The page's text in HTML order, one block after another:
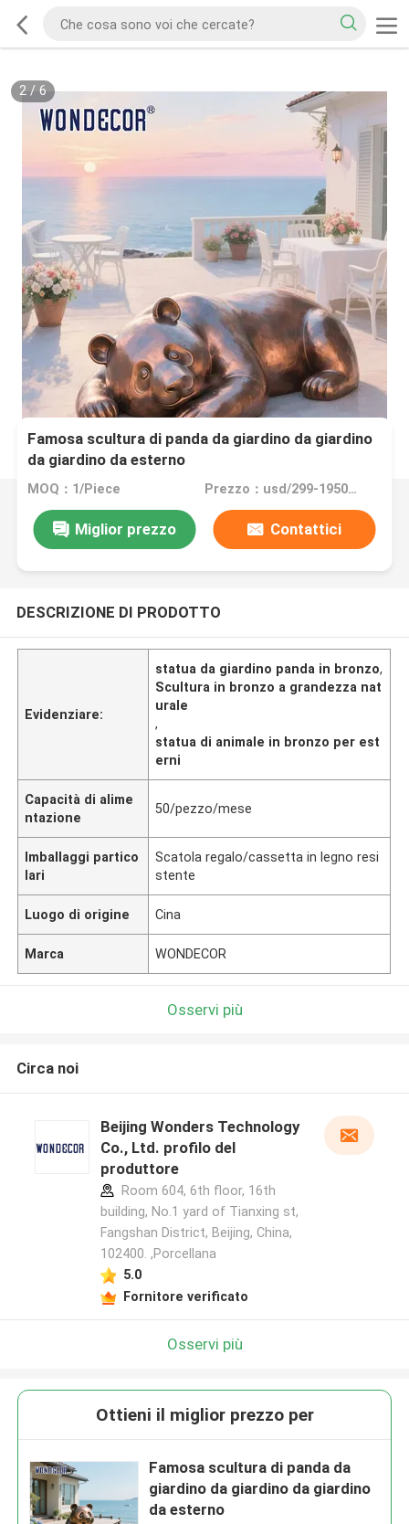
2/ 6
Famosa scultura di panda da giardino da giardino
da giardino da esterno
MOQ：1/Piece Prezzo：usd/299-19500/Piece
Miglior prezzo Contattici
DESCRIZIONE DI PRODOTTO
Evidenziare:
statua da giardino panda in bronzo,
Scultura in bronzo a grandezza nat
urale
,
statua di animale in bronzo per est
erni
Capacità di alime
ntazione
50/pezzo/mese
Imballaggi partico
lari
Scatola regalo/cassetta in legno resi
stente
Luogo di origine Cina
Marca WONDECOR
Osservi più
Circa noi
Beijing Wonders Technology
Co., Ltd. profilo del
produttore
Room 604, 6th floor, 16th
building, No.1 yard of Tianxing st,
Fangshan District, Beijing, China,
102400. ,Porcellana
5.0
Fornitore verificato
Osservi più
Ottieni il miglior prezzo per
Famosa scultura di panda da
giardino da giardino da giardino
da esterno